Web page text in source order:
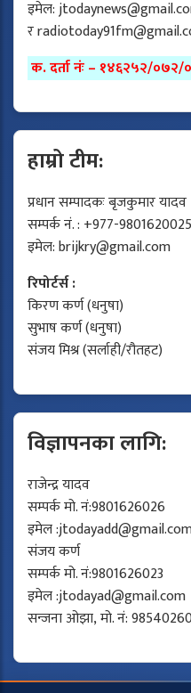
इमेल:
र
क. दर्ता नंः – १४६२५२/०७२/
हाम्रो टीम:
प्रधान सम्पादकः बृजकुमार यादव
सम्पर्क नं. : +977-9801620025
इमेल:brijkry@gmail.com
रिपोर्टर्स :
किरण कर्ण (धनुषा)
सुभाष कर्ण (धनुषा)
संजय मिश्र (सर्लाही/रौतहट)
विज्ञापनका लागि:
राजेन्द्र यादव
सम्पर्क मो. नं:9801626026
इमेल :
संजय कर्ण
सम्पर्क मो. नं:9801626023
इमेल :jtodayad@gmail.com
सन्जना ओझा, मो. नं: